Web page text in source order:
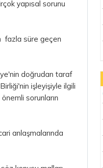
yapısal sorunu
fazla süre geçen
doğrudan taraf
işleyişiyle ilgili
sorunların
anlaşmalarında